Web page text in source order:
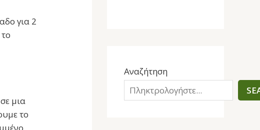
για 2
μια
το
Αναζήτηση